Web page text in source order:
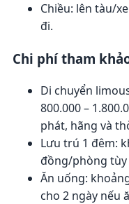
Chiều: lên tàu/
đi.
Chi phí tham
Di chuyển
800.000 –
phát, hãng và
Lưu trú 1 đêm:
đồng/phòng tùy
Ăn uống:
cho 2 ngày nếu